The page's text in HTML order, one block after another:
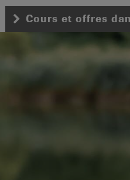
Cours et offres